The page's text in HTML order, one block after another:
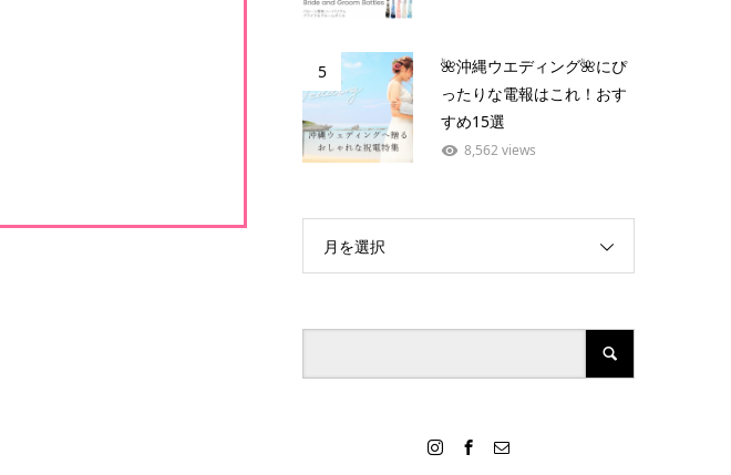
5
🌺沖縄ウエディング🌺にぴ
ったりな電報はこれ！おす
すめ15選
8,562 views
月を選択